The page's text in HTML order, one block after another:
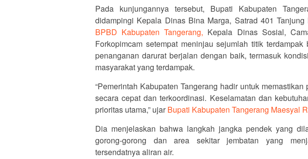
Pada kunjungannya tersebut, Bupati‎ Kabupaten
didampingi Kepala Dinas Bina Marga, Satrad 401
BPBD Kabupaten Tangerang, Kepala Dinas Sosial,
Forkopimcam setempat meninjau sejumlah titik
penanganan darurat berjalan dengan baik, termasuk
masyarakat yang terdampak.
“Pemerintah Kabupaten Tangerang hadir untuk
secara cepat dan terkoordinasi. Keselamatan dan
prioritas utama,” ujar Bupati Kabupaten Tangerang Maesyal
Dia menjelaskan bahwa langkah jangka pendek yang
gorong-gorong dan area sekitar jembatan yang
tersendatnya aliran air.